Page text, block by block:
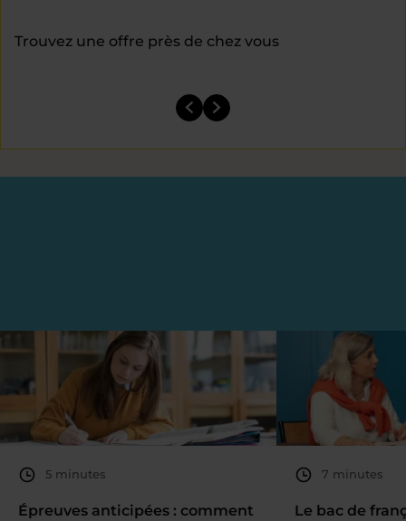
Trouvez une offre près de chez vous
5 minutes
Épreuves anticipées : comment
7 minutes
Le bac de